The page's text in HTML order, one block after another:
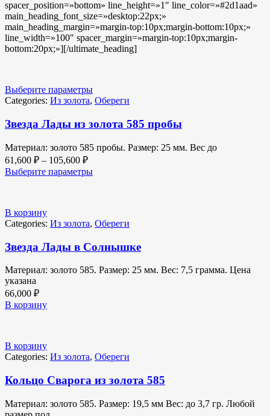
spacer_position=»bottom» line_height=»1″ line_color=»#2d1aad»
main_heading_font_size=»desktop:22px;»
main_heading_margin=»margin-top:10px;margin-bottom:10px;»
line_width=»100″ spacer_margin=»margin-top:10px;margin-
bottom:20px;»][/ultimate_heading]
Выберите параметры
Categories: Из золота, Обереги
Звезда Лады из золота 585 пробы
Материал: золото 585 пробы. Размер: 25 мм. Вес до
61,600 ₽ – 105,600 ₽
Выберите параметры
В корзину
Categories: Из золота, Обереги
Звезда Лады в Солнышке
Материал: золото 585. Размер: 25 мм. Вес: 7,5 грамма. Цена
указана
66,000 ₽
В корзину
В корзину
Categories: Из золота, Обереги
Кольцо Сварога из золота 585
Материал: золото 585. Размер: 19,5 мм Вес: до 3,7 гр. Любой